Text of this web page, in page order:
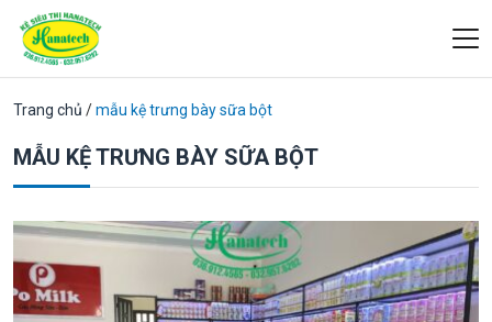
Trang chủ /mẫu kệ trưng bày sữa bột
MẪU KỆ TRƯNG BÀY SỮA BỘT